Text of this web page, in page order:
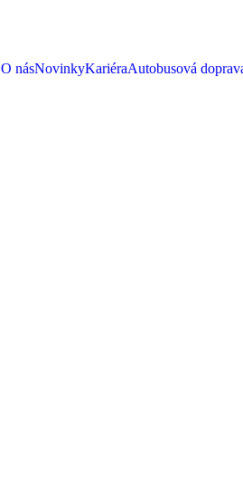
O násNovinkyKariéraAutobusová